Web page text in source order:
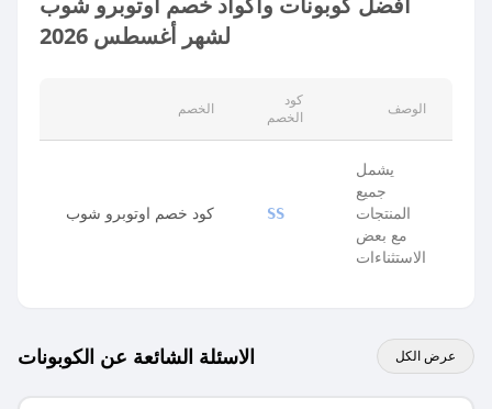
لشهر أغسطس 2026
الخصم
كود
الخصم
الوصف
كود خصم اوتوبرو شوب SS
يشمل
جميع
المنتجات
مع بعض
الاستثناءات
الاسئلة الشائعة عن الكوبونات عرض الكل